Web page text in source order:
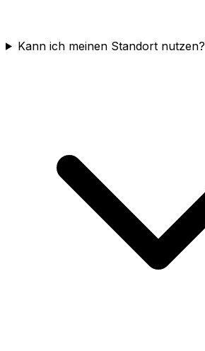
Kann ich meinen Standort nutzen?